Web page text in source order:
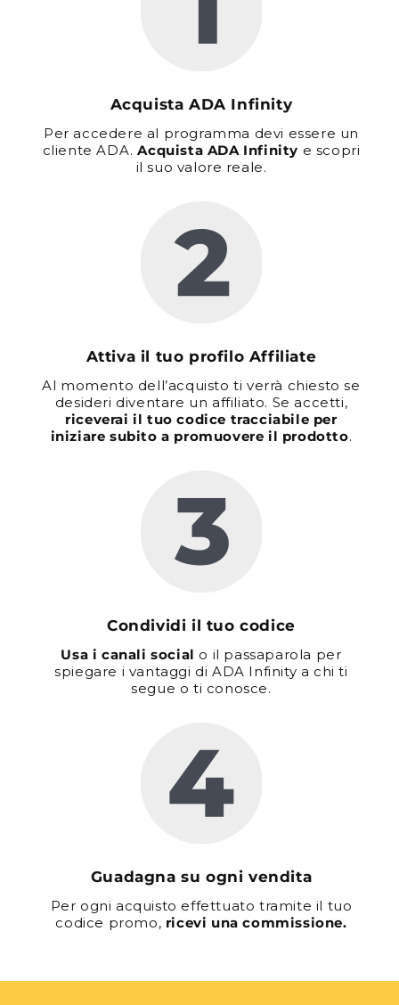
Acquista ADA Infinity
Per accedere al programma devi essere un
cliente ADA.Acquista ADA Infinity e scopri
il suo valore reale.
Attiva il tuo profilo Affiliate
Al momento dell’acquisto ti verrà chiesto se
desideri diventare un affiliato. Se accetti,
riceverai il tuo codice tracciabile per
iniziare subito a promuovere il prodotto.
Condividi il tuo codice
Usa i canali social o il passaparola per
spiegare i vantaggi di ADA Infinity a chi ti
segue o ti conosce.
Guadagna su ogni vendita
Per ogni acquisto effettuato tramite il tuo
codice promo, ricevi una commissione.